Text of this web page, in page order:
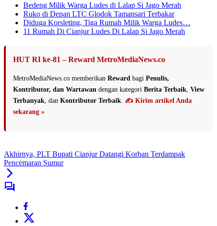
Bedeng Milik Warga Ludes di Lalap Si Jago Merah
Ruko di Depan LTC Glodok Tamansari Terbakar
Diduga Korsleting, Tiga Rumah Milik Warga Ludes…
11 Rumah Di Cianjur Ludes Di Lalap Si Jago Merah
HUT RI ke-81 – Reward MetroMediaNews.co
MetroMediaNews.co memberikan Reward bagi Penulis,
Kontributor, dan Wartawan dengan kategori Berita Terbaik View
Terbanyak , dan Kontributor Terbaik ✍️ Kirim artikel Anda
sekarang »
Akhirnya, PLT Bupati Cianjur Datangi Korban Terdampak
Pencemaran Sumur